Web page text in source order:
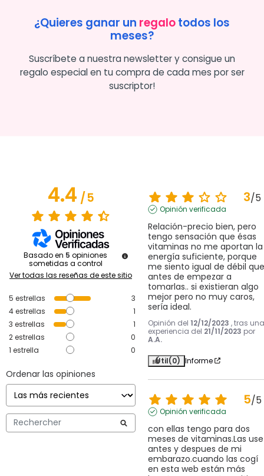
¿Quieres ganar un regalotodos los
meses?
Suscríbete a nuestra newsletter y consigue un
regalo especial en tu compra de cada mes por ser
suscriptor!
4.4/5
Basado en 5 opiniones
sometidas a control
Ver todas las reseñas de este sitio
5 estrellas
3
4estrellas
1
3 estrellas
1
2estrellas
0
1 estrella 0
Ordenar las opiniones
3/5
Opinión verificada
Relación-precio bien, pero
tengo sensación que ésas
vitaminas no me aportan la
energía suficiente, porque
me siento igual de débil que
antes de empezar a
tomarlas.. si existieran algo
mejor pero no muy caros,
sería ideal.
Opinión del 12/12/2023 , tras una
experiencia del 21/11/2023 por
A.A.
Útil(0) Informe
5/5
Opinión verificada
con ellas tengo para dos
meses de vitaminas.Las use
antes y despues de mi
embarazo.cuando las cogí
en esta web están más